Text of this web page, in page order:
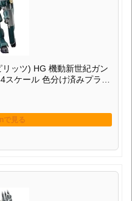
ッツ) HG 機動新世紀ガン
ケール 色分け済みプラモ